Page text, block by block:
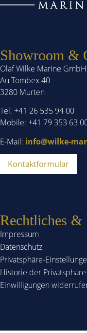
Showroom &
Olaf Wilke Marine GmbH
Au Tombex 40
3280 Murten
Tel. +41 26 535 94 00
Mobile: +41 79 353 63
E-Mail: info@wilke-
Kontaktformular
Rechtliches &
Impressum
Datenschutz
Privatsphäre-
Historie der
Einwilligungen